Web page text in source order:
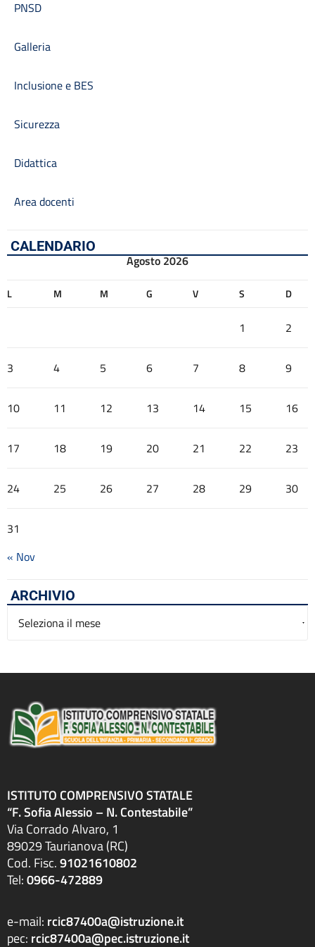
PNSD
Galleria
Inclusione e BES
Sicurezza
Didattica
Area docenti
CALENDARIO
Agosto 2026
L M M G V S D
1 2
3 4 5 6 7 8 9
10 11 12 13 14 15 16
17 18 19 20 21 22 23
24 25 26 27 28 29 30
31
« Nov
ARCHIVIO
Archivio
ISTITUTO COMPRENSIVO STATALE
“F. Sofia Alessio – N. Contestabile”
Via Corrado Alvaro, 1
89029 Taurianova (RC)
Cod. Fisc.91021610802
Tel:0966-472889
e-mail: rcic87400a@istruzione.it
pec: rcic87400a@pec.istruzione.it